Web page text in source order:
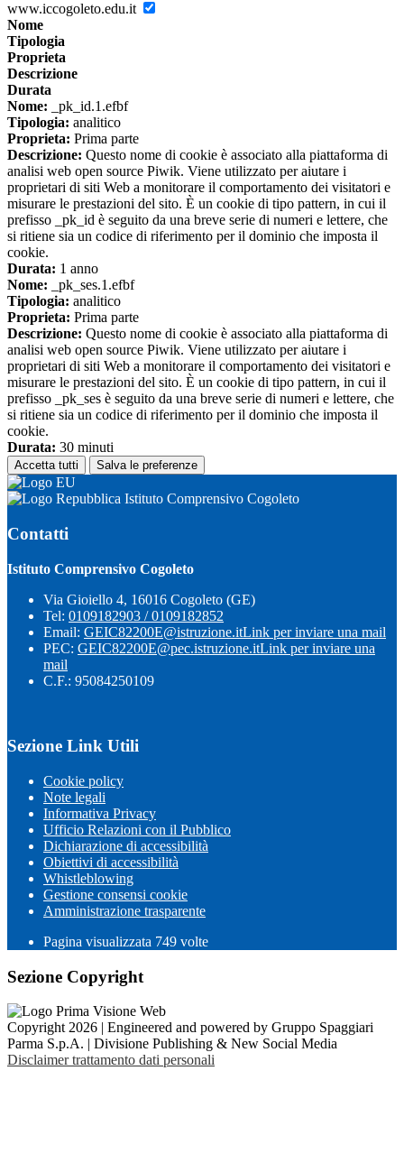
www.iccogoleto.edu.it
Nome
Tipologia
Proprieta
Descrizione
Durata
Nome: _pk_id.1.efbf
Tipologia: analitico
Proprieta: Prima parte
Descrizione: Questo nome di cookie è associato alla piattaforma di
analisi web open source Piwik. Viene utilizzato per aiutare i
proprietari di siti Web a monitorare il comportamento dei visitatori e
misurare le prestazioni del sito. È un cookie di tipo pattern, in cui il
prefisso _pk_id è seguito da una breve serie di numeri e lettere, che
si ritiene sia un codice di riferimento per il dominio che imposta il
cookie.
Durata: 1 anno
Nome: _pk_ses.1.efbf
Tipologia: analitico
Proprieta: Prima parte
Descrizione: Questo nome di cookie è associato alla piattaforma di
analisi web open source Piwik. Viene utilizzato per aiutare i
proprietari di siti Web a monitorare il comportamento dei visitatori e
misurare le prestazioni del sito. È un cookie di tipo pattern, in cui il
prefisso _pk_ses è seguito da una breve serie di numeri e lettere, che
si ritiene sia un codice di riferimento per il dominio che imposta il
cookie.
Durata: 30 minuti
Accetta tutti Salva le preferenze
Istituto Comprensivo Cogoleto
Contatti
Istituto Comprensivo Cogoleto
Via Gioiello 4, 16016 Cogoleto (GE)
Tel: 0109182903 / 0109182852
Email: GEIC82200E@istruzione.itLink per inviare una mail
PEC: GEIC82200E@pec.istruzione.itLink per inviare una
mail
C.F.: 95084250109
Sezione Link Utili
Cookie policy
Note legali
Informativa Privacy
Ufficio Relazioni con il Pubblico
Dichiarazione di accessibilità
Obiettivi di accessibilità
Whistleblowing
Gestione consensi cookie
Amministrazione trasparente
Pagina visualizzata 749 volte
Sezione Copyright
Copyright 2026 | Engineered and powered by Gruppo Spaggiari
Parma S.p.A. | Divisione Publishing & New Social Media
Disclaimer trattamento dati personali